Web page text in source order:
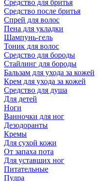
Средство для бритья
Средство после бритья
Спрей для волос
Пена для укладки
Шампунь-гель
Тоник для волос
Средство для бороды
Стайлинг для бороды
Бальзам для ухода за кожей
Крем для ухода за кожей
Средство для душа
Для детей
Ноги
Ванночки для ног
Дезодоранты
Кремы
Для сухой кожи
От запаха пота
Для уставших ног
Питательные
Пудра